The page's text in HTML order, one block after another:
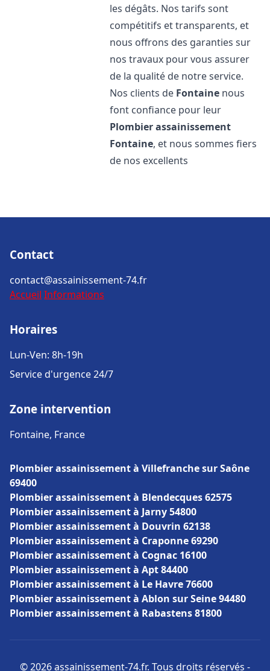
les dégâts. Nos tarifs sont
compétitifs et transparents, et
nous offrons des garanties sur
nos travaux pour vous assurer
de la qualité de notre service.
Nos clients de Fontaine nous
font confiance pour leur
Plombier assainissement
Fontaine, et nous sommes fiers
de nos excellents
Contact
contact@assainissement-74.fr
Accueil Informations
Horaires
Lun-Ven: 8h-19h
Service d'urgence 24/7
Zone intervention
Fontaine, France
Plombier assainissement à Villefranche sur Saône
69400
Plombier assainissement à Blendecques 62575
Plombier assainissement à Jarny 54800
Plombier assainissement à Douvrin 62138
Plombier assainissement à Craponne 69290
Plombier assainissement à Cognac 16100
Plombier assainissement à Apt 84400
Plombier assainissement à Le Havre 76600
Plombier assainissement à Ablon sur Seine 94480
Plombier assainissement à Rabastens 81800
© 2026 assainissement-74.fr. Tous droits réservés -